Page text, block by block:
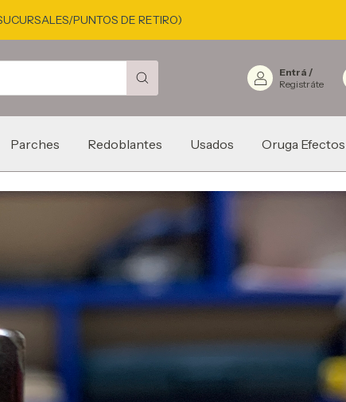
PUNTOS DE RETIRO)
Entrá /
Registráte
Parches Redoblantes Usados Oruga Efectos